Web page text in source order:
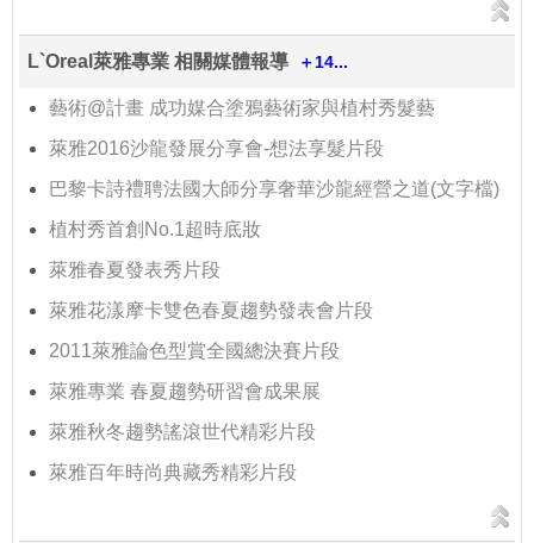
L`Oreal萊雅專業 相關媒體報導 ＋14...
藝術@計畫 成功媒合塗鴉藝術家與植村秀髮藝
萊雅2016沙龍發展分享會-想法享髮片段
巴黎卡詩禮聘法國大師分享奢華沙龍經營之道(文字檔)
植村秀首創No.1超時底妝
萊雅春夏發表秀片段
萊雅花漾摩卡雙色春夏趨勢發表會片段
2011萊雅論色型賞全國總決賽片段
萊雅專業 春夏趨勢研習會成果展
萊雅秋冬趨勢謠滾世代精彩片段
萊雅百年時尚典藏秀精彩片段